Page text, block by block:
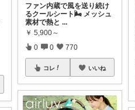
ファン内蔵で風を送り続け
るクールシート🌬️ メッシュ
素材で熱と ...
￥ 5,900～
0 0 770
コレ いいね